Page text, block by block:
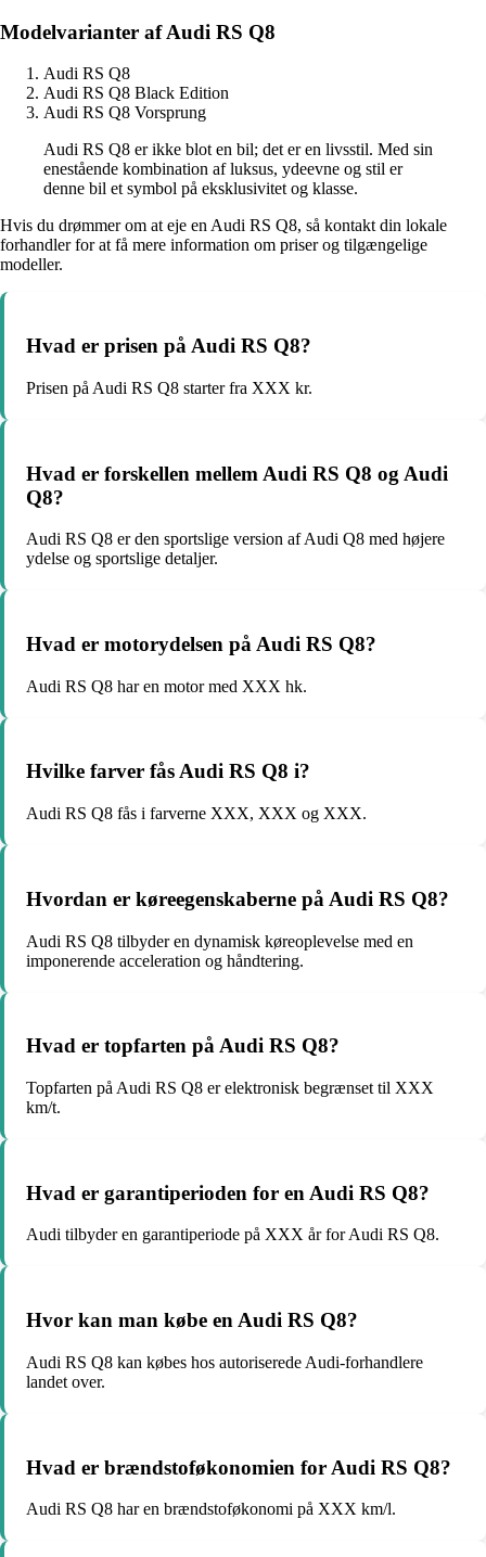
Modelvarianter af Audi RS Q8
Audi RS Q8
Audi RS Q8 Black Edition
Audi RS Q8 Vorsprung
Audi RS Q8 er ikke blot en bil; det er en livsstil. Med sin
enestående kombination af luksus, ydeevne og stil er
denne bil et symbol på eksklusivitet og klasse.
Hvis du drømmer om at eje en Audi RS Q8, så kontakt din lokale
forhandler for at få mere information om priser og tilgængelige
modeller.
Hvad er prisen på Audi RS Q8?
Prisen på Audi RS Q8 starter fra XXX kr.
Hvad er forskellen mellem Audi RS Q8 og Audi
Q8?
Audi RS Q8 er den sportslige version af Audi Q8 med højere
ydelse og sportslige detaljer.
Hvad er motorydelsen på Audi RS Q8?
Audi RS Q8 har en motor med XXX hk.
Hvilke farver fås Audi RS Q8 i?
Audi RS Q8 fås i farverne XXX, XXX og XXX.
Hvordan er køreegenskaberne på Audi RS Q8?
Audi RS Q8 tilbyder en dynamisk køreoplevelse med en
imponerende acceleration og håndtering.
Hvad er topfarten på Audi RS Q8?
Topfarten på Audi RS Q8 er elektronisk begrænset til XXX
km/t.
Hvad er garantiperioden for en Audi RS Q8?
Audi tilbyder en garantiperiode på XXX år for Audi RS Q8.
Hvor kan man købe en Audi RS Q8?
Audi RS Q8 kan købes hos autoriserede Audi-forhandlere
landet over.
Hvad er brændstoføkonomien for Audi RS Q8?
Audi RS Q8 har en brændstoføkonomi på XXX km/l.